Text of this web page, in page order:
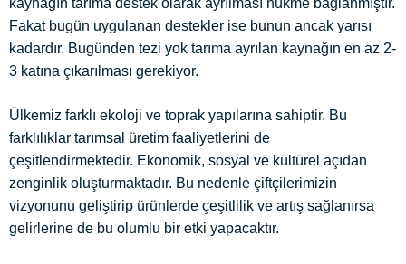
kaynağın tarıma destek olarak ayrılması hükme bağlanmıştır.
Fakat bugün uygulanan destekler ise bunun ancak yarısı
kadardır. Bugünden tezi yok tarıma ayrılan kaynağın en az 2-
3 katına çıkarılması gerekiyor.
Ülkemiz farklı ekoloji ve toprak yapılarına sahiptir. Bu
farklılıklar tarımsal üretim faaliyetlerini de
çeşitlendirmektedir. Ekonomik, sosyal ve kültürel açıdan
zenginlik oluşturmaktadır. Bu nedenle çiftçilerimizin
vizyonunu geliştirip ürünlerde çeşitlilik ve artış sağlanırsa
gelirlerine de bu olumlu bir etki yapacaktır.